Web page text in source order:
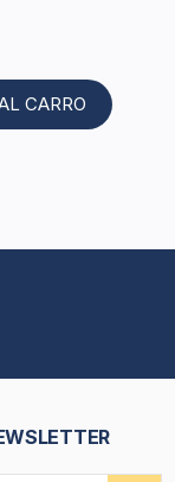
CARRO